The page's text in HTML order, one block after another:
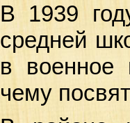
В 1939
средней
в военное
чему